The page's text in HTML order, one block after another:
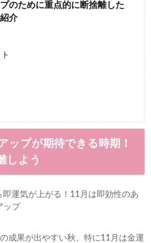
のために重点的に断捨離した
介
しよう
成果が出やすい秋、特に11月は金運